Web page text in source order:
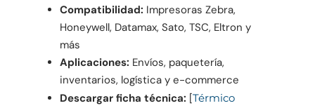
Compatibilidad: Impresoras Zebra,
Honeywell, Datamax, Sato, TSC, Eltron y
más
Aplicaciones: Envíos, paquetería,
inventarios, logística y e-commerce
Descargar ficha técnica: [Térmico